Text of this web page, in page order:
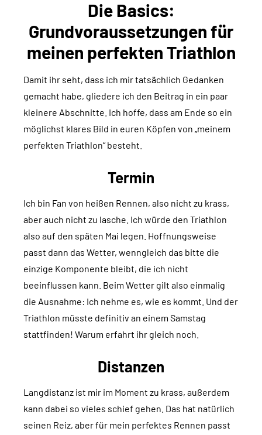
Die Basics:
Grundvoraussetzungen für
meinen perfekten Triathlon
Damit ihr seht, dass ich mir tatsächlich Gedanken
gemacht habe, gliedere ich den Beitrag in ein paar
kleinere Abschnitte. Ich hoffe, dass am Ende so ein
möglichst klares Bild in euren Köpfen von „meinem
perfekten Triathlon“ besteht.
Termin
Ich bin Fan von heißen Rennen, also nicht zu krass,
aber auch nicht zu lasche. Ich würde den Triathlon
also auf den späten Mai legen. Hoffnungsweise
passt dann das Wetter, wenngleich das bitte die
einzige Komponente bleibt, die ich nicht
beeinflussen kann. Beim Wetter gilt also einmalig
die Ausnahme: Ich nehme es, wie es kommt. Und der
Triathlon müsste definitiv an einem Samstag
stattfinden! Warum erfahrt ihr gleich noch.
Distanzen
Langdistanz ist mir im Moment zu krass, außerdem
kann dabei so vieles schief gehen. Das hat natürlich
seinen Reiz, aber für mein perfektes Rennen passt